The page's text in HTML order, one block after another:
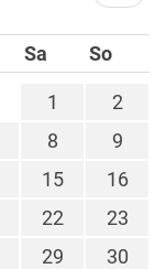
Sa So
1
2
8
9
15
16
22
23
29
30